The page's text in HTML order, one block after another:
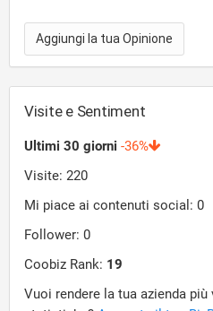
Aggiungi la tua Opinione
Visite e Sentiment